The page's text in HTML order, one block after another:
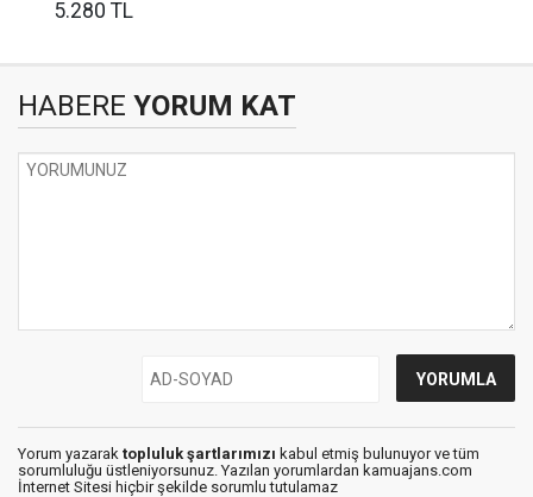
5.280 TL
HABERE YORUM KAT
Yorum yazarak topluluk şartlarımızı kabul etmiş bulunuyor ve tüm
sorumluluğu üstleniyorsunuz. Yazılan yorumlardan kamuajans.com
İnternet Sitesi hiçbir şekilde sorumlu tutulamaz